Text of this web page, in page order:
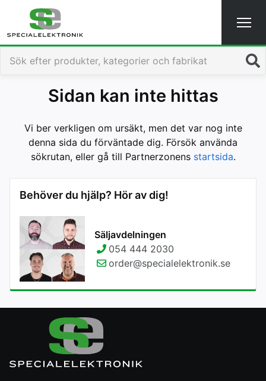
Sök
Sidan kan inte hittas
Vi ber verkligen om ursäkt, men det var nog inte
denna sida du förväntade dig. Försök använda
sökrutan, eller gå till Partnerzonens startsida.
Behöver du hjälp? Hör av dig!
Säljavdelningen
054 444 2030
order@specialelektronik.se